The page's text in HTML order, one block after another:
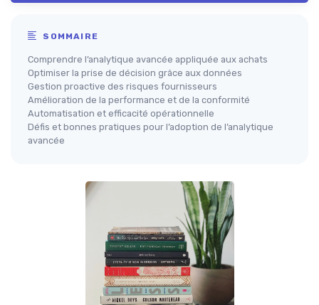
SOMMAIRE
Comprendre l’analytique avancée appliquée aux achats
Optimiser la prise de décision grâce aux données
Gestion proactive des risques fournisseurs
Amélioration de la performance et de la conformité
Automatisation et efficacité opérationnelle
Défis et bonnes pratiques pour l’adoption de l’analytique
avancée